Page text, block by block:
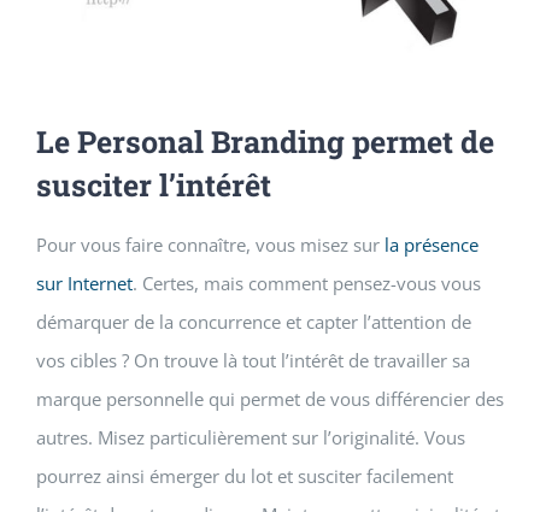
Le Personal Branding permet de
susciter l’intérêt
Pour vous faire connaître, vous misez sur la présence
sur Internet. Certes, mais comment pensez-vous vous
démarquer de la concurrence et capter l’attention de
vos cibles ? On trouve là tout l’intérêt de travailler sa
marque personnelle qui permet de vous différencier des
autres. Misez particulièrement sur l’originalité. Vous
pourrez ainsi émerger du lot et susciter facilement